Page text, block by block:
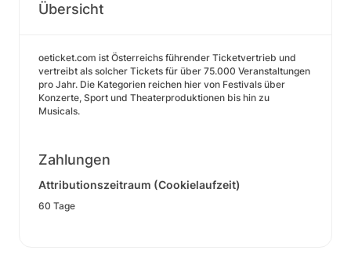
Übersicht
oeticket.com ist Österreichs führender Ticketvertrieb und
vertreibt als solcher Tickets für über 75.000 Veranstaltungen
pro Jahr. Die Kategorien reichen hier von Festivals über
Konzerte, Sport und Theaterproduktionen bis hin zu
Musicals.
Zahlungen
Attributionszeitraum (Cookielaufzeit)
60 Tage